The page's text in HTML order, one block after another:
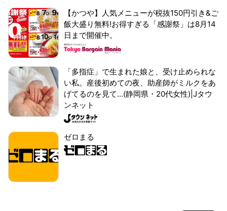
【かつや】人気メニューが税抜150円引き&ご
飯大盛り無料!お得すぎる「感謝祭」は8月14
日まで開催中。
「多指症」で生まれた娘と、受け止められな
い私。産後初めての夜、助産師がミルクをあ
げてるのを見て...(静岡県・20代女性)|Jタウ
ンネット
ゼロまる